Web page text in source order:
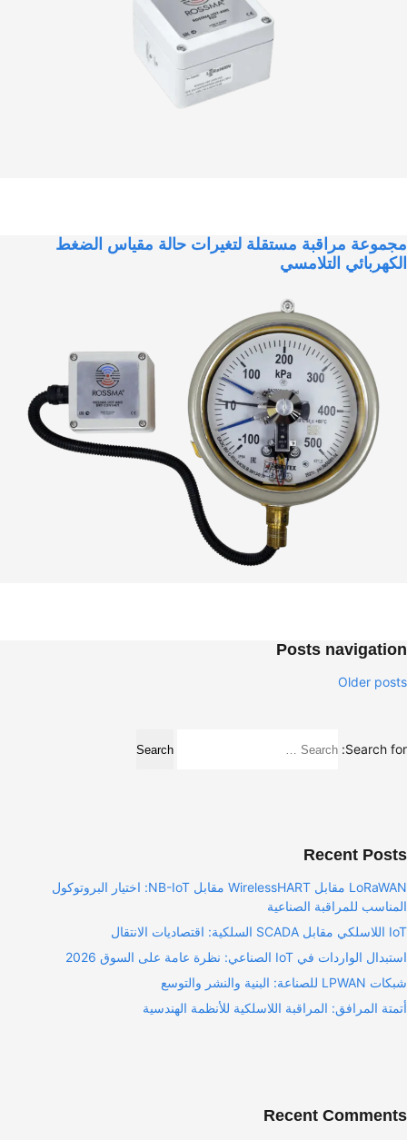
مجموعة مراقبة مستقلة لتغيرات حالة مقياس الضغط
الكهربائي التلامسي
Posts navigation
Older posts
Search for:
Recent Posts
LoRaWAN مقابل WirelessHART مقابل NB-IoT: اختيار البروتوكول
المناسب للمراقبة الصناعية
IoT اللاسلكي مقابل SCADA السلكية: اقتصاديات الانتقال
استبدال الواردات في IoT الصناعي: نظرة عامة على السوق 2026
شبكات LPWAN للصناعة: البنية والنشر والتوسع
أتمتة المرافق: المراقبة اللاسلكية للأنظمة الهندسية
Recent Comments